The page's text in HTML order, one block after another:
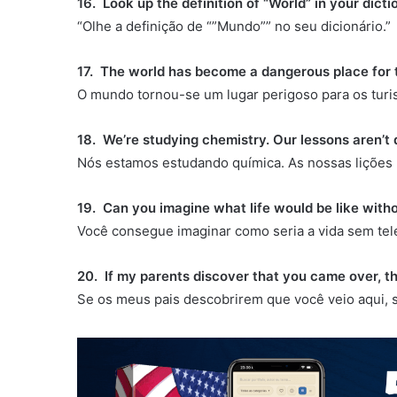
“Olhe a definição de “”Mundo”” no seu dicionário.”
17. The world has become a dangerous place for
O mundo tornou-se um lugar perigoso para os
18. We’re studying chemistry. Our lessons
Nós estamos estudando química. As nossas
19. Can you imagine what life would be like
Você consegue imaginar como seria a vida sem
20. If my parents discover that you came over,
Se os meus pais descobrirem que você veio aqui,